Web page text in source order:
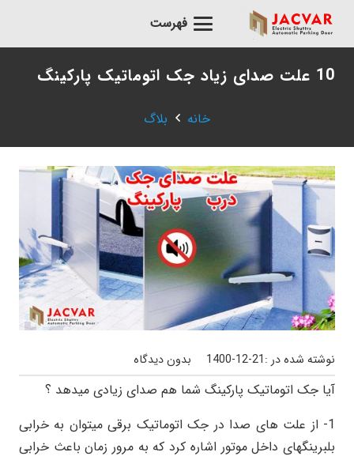
فهرست
10 علت صدای زیاد جک اتوماتیک پارکینگ
خانه بلاگ
نوشته شده در :1400-12-21 بدون دیدگاه
آیا جک اتوماتیک پارکینگ شما هم صدای زیادی میدهد ؟
1- از علت های صدا در جک اتوماتیک برقی میتوان به خرابی
بلبرینگهای داخل موتور اشاره کرد که به مرور زمان باعث خرابی